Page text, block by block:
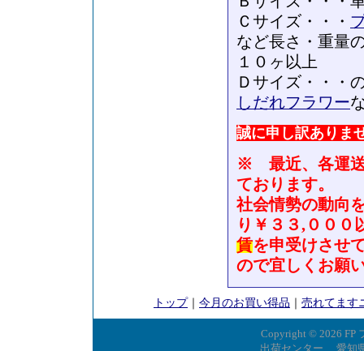
Ｃサイズ・・・
など長さ・重量
１０ヶ以上
Ｄサイズ・・・
しだれフラワー
誠に申し訳ありま
※ 最近、各運送
ております。
社会情勢の動向
り￥３３,０００
賃を申受けさせ
ので宜しくお願
トップ｜ 今月のお買い得品 売れてます
Copyright © 2026 FP
出荷センター 愛知